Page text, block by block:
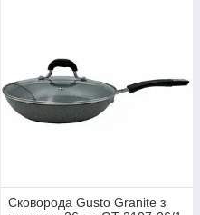
Сковорода Gusto Granite з